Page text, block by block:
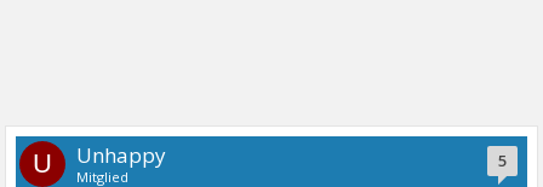
5
U Unhappy
Mitglied